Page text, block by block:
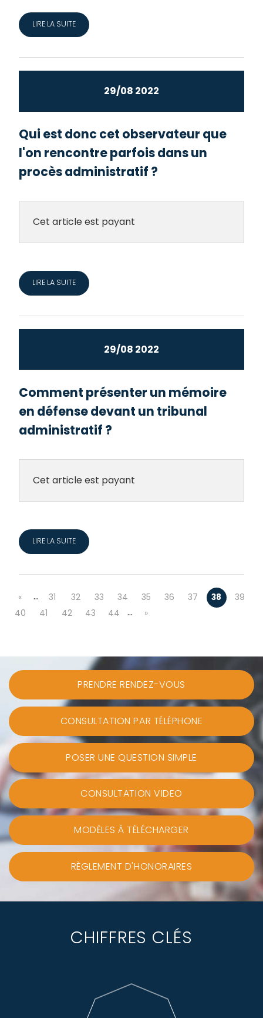
LIRE LA SUITE
29/08 2022
Qui est donc cet observateur que
l'on rencontre parfois dans un
procès administratif ?
Cet article est payant
LIRE LA SUITE
29/08 2022
Comment présenter un mémoire
en défense devant un tribunal
administratif ?
Cet article est payant
LIRE LA SUITE
« … 31 32 33 34 35 36 37 38
39
40
41 42 43 44 … »
PRENDRE RENDEZ-VOUS
CONSULTATION PAR TÉLÉPHONE
POSER UNE QUESTION SIMPLE
CONSULTATION VIDEO
MODÈLES À TÉLÉCHARGER
RÈGLEMENT D'HONORAIRES
CHIFFRES CLÉS